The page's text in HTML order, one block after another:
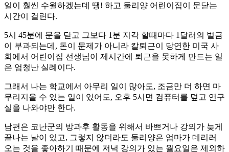
일이 훨씬 수월하겠는데 땡! 하고 둘리양 어린이집이 문닫는
시간이 걸린다.
5시 45분에 문을 닫고 그보다 1분 지각 할때마다 1달러의 벌금
이 부과되는데, 돈이 문제가 아니라 칼퇴근이 당연한 미국 사
회에서 어린이집 선생님이 제시간에 퇴근을 못하게 만드는 일
은 엄청난 실례이다.
그래서 나는 학교에서 아무리 일이 많아도, 조금만 더 하면 마
무리지을 수 있는 일이 있어도, 오후 5시면 컴퓨터를 덮고 연구
실을 나와야만 한다.
남편은 코난군의 방과후 활동을 위해서 바쁘거나 강의가 늦게
끝나는 날이 있고, 그렇지 않더라도 둘리양은 엄마가 데리러
오는 것을 좋아하기 때문에 저녁 강의가 있는 월요일은 제외하